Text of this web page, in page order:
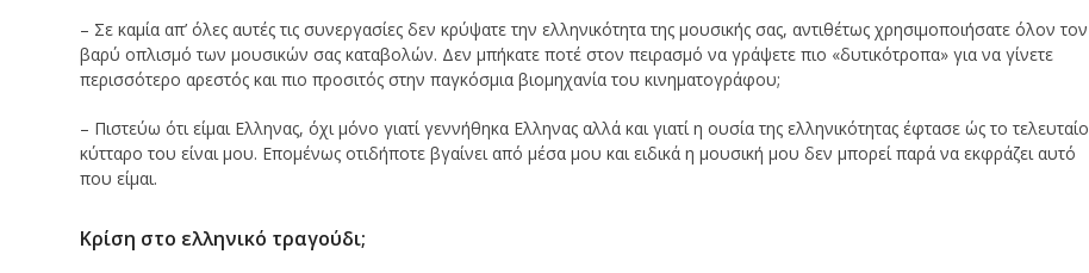
– Σε καμία απ’ όλες αυτές τις συνεργασίες δεν κρύψατε την ελληνικότητα της μουσικής σας, αντιθέτως χρησιμοποιήσατε όλον τον
βαρύ οπλισμό των μουσικών σας καταβολών. Δεν μπήκατε ποτέ στον πειρασμό να γράψετε πιο «δυτικότροπα» για να γίνετε
περισσότερο αρεστός και πιο προσιτός στην παγκόσμια βιομηχανία του κινηματογράφου;
– Πιστεύω ότι είμαι Ελληνας, όχι μόνο γιατί γεννήθηκα Ελληνας αλλά και γιατί η ουσία της ελληνικότητας έφτασε ώς το τελευταίο
κύτταρο του είναι μου. Επομένως οτιδήποτε βγαίνει από μέσα μου και ειδικά η μουσική μου δεν μπορεί παρά να εκφράζει αυτό
που είμαι.
Κρίση στο ελληνικό τραγούδι;